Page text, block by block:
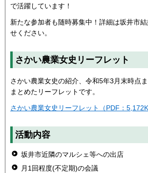
で活躍しています！
新たな参加者も随時募集中！詳細は坂井市
せください。
さかい農業女史リーフレット
さかい農業女史の紹介、令和5年3月末時点
まとめたリーフレットです。
さかい農業女史リーフレット（PDF：
活動内容
坂井市近隣のマルシェ等への出店
月1回程度(不定期)の会議